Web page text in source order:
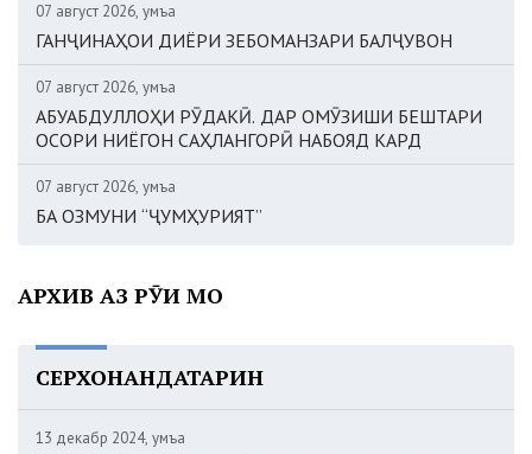
07 август 2026, Ҷумъа
ГАНҶИНАҲОИ ДИЁРИ ЗЕБОМАНЗАРИ БАЛҶУВОН
07 август 2026, Ҷумъа
АБУАБДУЛЛОҲИ РӮДАКӢ. ДАР ОМӮЗИШИ БЕШТАРИ
ОСОРИ НИЁГОН САҲЛАНГОРӢ НАБОЯД КАРД
07 август 2026, Ҷумъа
БА ОЗМУНИ “ҶУМҲУРИЯТ”
АРХИВ АЗ РӮИ МОҲ
СЕРХОНАНДАТАРИН
13 декабр 2024, Ҷумъа